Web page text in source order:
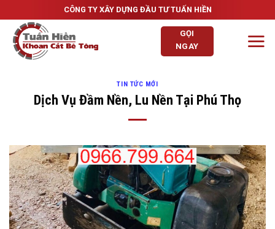
to
content
CÔNG TY XÂY DỰNG ĐẦU TƯ TUẤN HIỀN
GỌI
NGAY
TIN TỨC MỚI
Dịch Vụ Đầm Nền, Lu Nền Tại Phú Thọ